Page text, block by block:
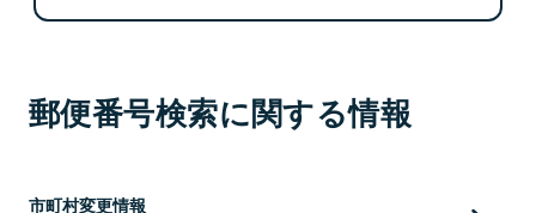
郵便番号検索に関する情報
市町村変更情報